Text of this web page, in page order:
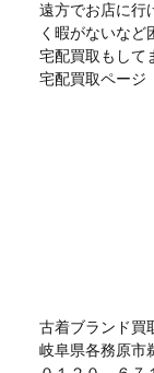
遠方でお店に行
く暇がないなど
宅配買取もして
宅配買取ページ
古着ブランド
岐阜県各務原市